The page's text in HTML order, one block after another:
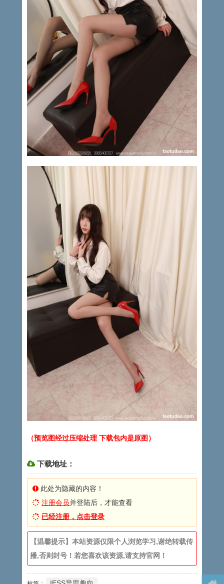
（预览图经过压缩处理 下载包内是原图）
下载地址：
此处为隐藏的内容！
注册会员并登陆后，才能查看
已经注册，点击登录
【温馨提示】本站资源仅限个人浏览学习,谢绝转载传
播,否则封号！若您喜欢该资源,请支持官网！